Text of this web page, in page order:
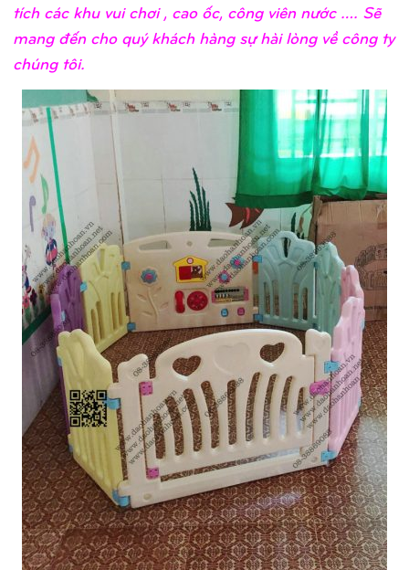
tích các khu vui chơi , cao ốc, công viên nước …. Sẽ
mang đến cho quý khách hàng sự hài lòng về công ty
chúng tôi.